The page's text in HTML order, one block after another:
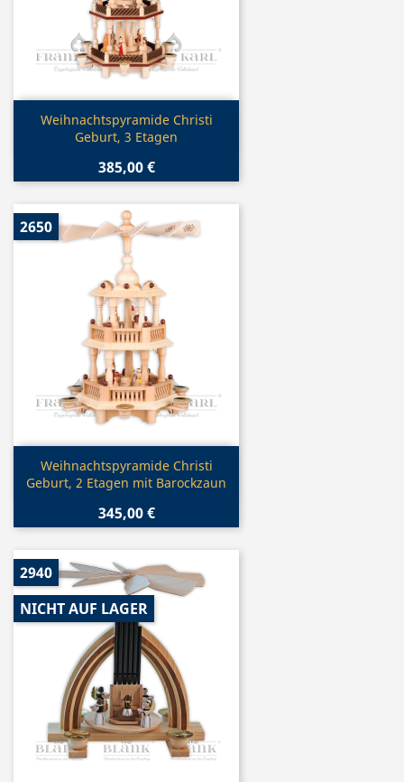
Vorschau
Weihnachtspyramide Christi
Geburt, 3 Etagen
385,00 €
Vorschau
Weihnachtspyramide Christi
Geburt, 2 Etagen mit Barockzaun
345,00 €
2650
2940
NICHT AUF LAGER